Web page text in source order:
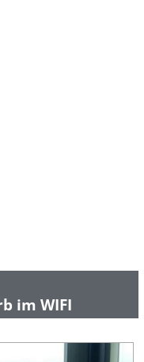
im WIFI